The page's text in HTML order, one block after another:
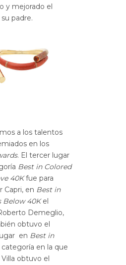
y mejorado el
padre.
a los talentos
en los
. El tercer lugar
Best in Colored
40Kfue para
Capri, en Best in
Below 40Kel
Demeglio,
obtuvo el
en Best in
categoría en la que
Villa obtuvo el